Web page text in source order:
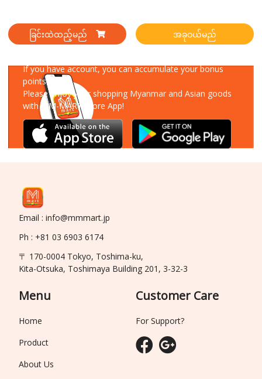
ခြင်းထဲထည့်မည် အခုဝယ်မည်
If you have account, you can accumulate your bonus
points!
Please enjoy your shopping Myanmar and Asian goods
with MM-MART Store App!
Email : info@mmmart.jp
Ph : +81 03 6903 6174
〒 170-0004 Tokyo, Toshima-ku,
Kita-Otsuka, Toshimaya Building 201, 3-32-3
Menu
Home
Product
About Us
Customer Care
For Support?